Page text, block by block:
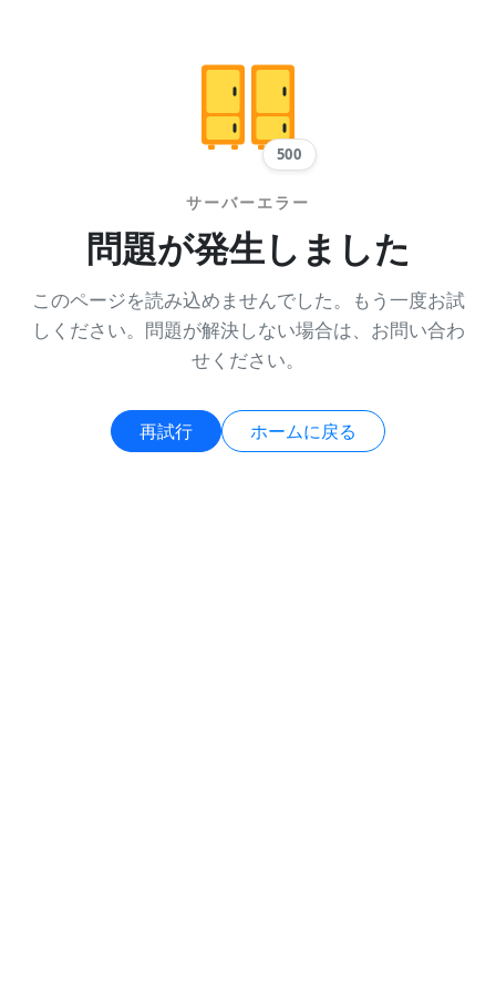
500
サーバーエラー
問題が発生しました
このページを読み込めませんでした。もう一度お試
しください。問題が解決しない場合は、お問い合わ
せください。
再試行 ホームに戻る